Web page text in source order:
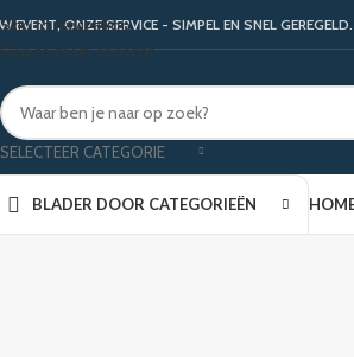
Skip to navigation
Skip to main content
EVENT, ONZE SERVICE - SIMPEL EN SNEL GEREGELD.
SELECTEER CATEGORIE
BLADER DOOR CATEGORIEËN